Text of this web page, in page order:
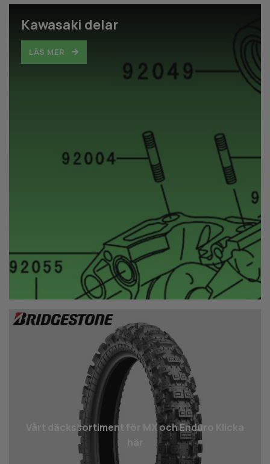
Kawasaki delar
LÄS MER
Vårt däcks­sortiment för MX och Enduro Klicka